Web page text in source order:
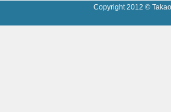
Copyright 2012 ©